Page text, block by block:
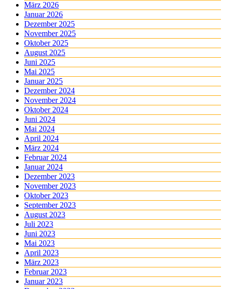
März 2026
Januar 2026
Dezember 2025
November 2025
Oktober 2025
August 2025
Juni 2025
Mai 2025
Januar 2025
Dezember 2024
November 2024
Oktober 2024
Juni 2024
Mai 2024
April 2024
März 2024
Februar 2024
Januar 2024
Dezember 2023
November 2023
Oktober 2023
September 2023
August 2023
Juli 2023
Juni 2023
Mai 2023
April 2023
März 2023
Februar 2023
Januar 2023